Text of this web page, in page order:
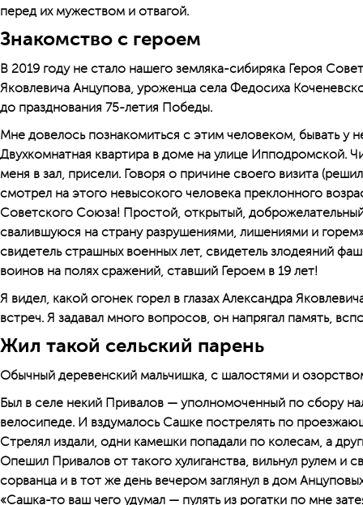
перед их мужеством и отвагой.
Знакомство с героем
В 2019 году не стало нашего земляка-сибиряка Героя
Яковлевича Анцупова, уроженца села Федосиха
до празднования 75-летия Победы.
Мне довелось познакомиться с этим человеком, бывать у
Двухкомнатная квартира в доме на улице Ипподромской.
меня в зал, присели. Говоря о причине своего визита
смотрел на этого невысокого человека преклонного
Советского Союза! Простой, открытый,
свалившуюся на страну разрушениями, лишениями и
свидетель страшных военных лет, свидетель злодеяний
воинов на полях сражений, ставший Героем в 19 лет!
Я видел, какой огонек горел в глазах Александра
встреч. Я задавал много вопросов, он напрягал память,
Жил такой сельский парень
Обычный деревенский мальчишка, с шалостями и
Был в селе некий Привалов — уполномоченный по сбору
велосипеде. И вздумалось Сашке пострелять по
Стрелял издали, одни камешки попадали по колесам, а
Опешил Привалов от такого хулиганства, вильнул рулем и
сорванца и в тот же день вечером заглянул в дом
«Сашка-то ваш чего удумал — пулять из рогатки по мне